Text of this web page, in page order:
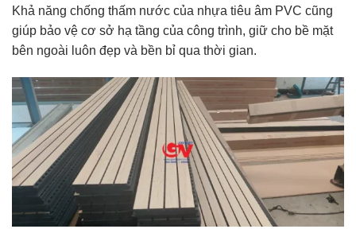
Khả năng chống thấm nước của nhựa tiêu âm PVC cũng
giúp bảo vệ cơ sở hạ tầng của công trình, giữ cho bề mặt
bên ngoài luôn đẹp và bền bỉ qua thời gian.